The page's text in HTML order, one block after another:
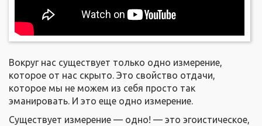
Вокруг нас существует только одно измерение,
которое от нас скрыто. Это свойство отдачи,
которое мы не можем из себя просто так
эманировать. И это еще одно измерение.
Существует измерение — одно! — это эгоистическое,